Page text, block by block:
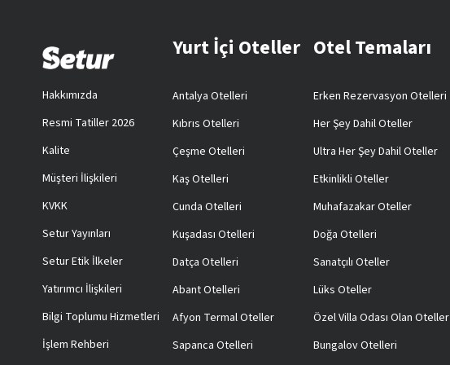
Hakkımızda
Resmi Tatiller 2026
Kalite
Müşteri İlişkileri
KVKK
Setur Yayınları
Setur Etik İlkeler
Yatırımcı İlişkileri
Bilgi Toplumu Hizmetleri
İşlem Rehberi
Yurt İçi Oteller
Antalya Otelleri
Kıbrıs Otelleri
Çeşme Otelleri
Kaş Otelleri
Cunda Otelleri
Kuşadası Otelleri
Datça Otelleri
Abant Otelleri
Afyon Termal Oteller
Sapanca Otelleri
Otel Temaları
Erken Rezervasyon Otelleri
Her Şey Dahil Oteller
Ultra Her Şey Dahil Oteller
Etkinlikli Oteller
Muhafazakar Oteller
Doğa Otelleri
Sanatçılı Oteller
Lüks Oteller
Özel Villa Odası Olan Oteller
Bungalov Otelleri